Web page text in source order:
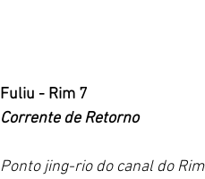
Fuliu - Rim 7
Corrente de Retorno
Ponto jing-rio do canal do Rim